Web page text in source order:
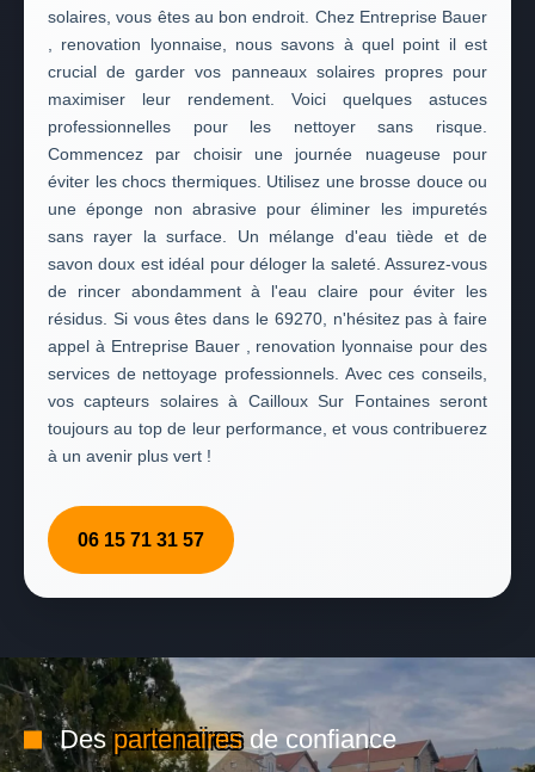
solaires, vous êtes au bon endroit. Chez Entreprise Bauer
, renovation lyonnaise, nous savons à quel point il est
crucial de garder vos panneaux solaires propres pour
maximiser leur rendement. Voici quelques astuces
professionnelles pour les nettoyer sans risque.
Commencez par choisir une journée nuageuse pour
éviter les chocs thermiques. Utilisez une brosse douce ou
une éponge non abrasive pour éliminer les impuretés
sans rayer la surface. Un mélange d'eau tiède et de
savon doux est idéal pour déloger la saleté. Assurez-vous
de rincer abondamment à l'eau claire pour éviter les
résidus. Si vous êtes dans le 69270, n'hésitez pas à faire
appel à Entreprise Bauer , renovation lyonnaise pour des
services de nettoyage professionnels. Avec ces conseils,
vos capteurs solaires à Cailloux Sur Fontaines seront
toujours au top de leur performance, et vous contribuerez
à un avenir plus vert !
06 15 71 31 57
Despartenairesde confiance